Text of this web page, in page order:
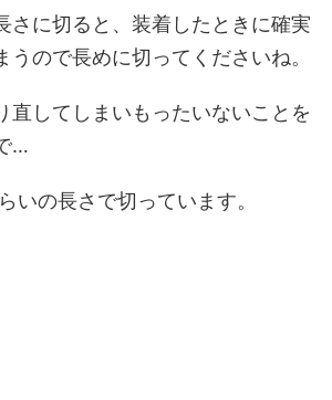
さに切ると、装着したときに確実
うので長めに切ってくださいね。
直してしまいもったいないことを
…
いの長さで切っています。